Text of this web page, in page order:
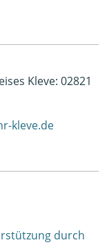
Kleve: 02821
kleve.de
durch